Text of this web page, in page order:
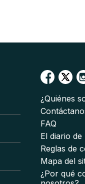
¿Quiénes
FAQ
El diario de
Reglas de
Mapa del
¿Por qué